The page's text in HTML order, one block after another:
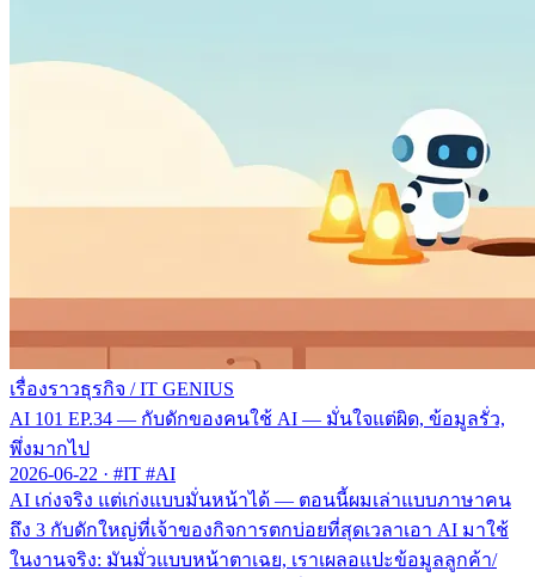
เรื่องราวธุรกิจ / IT GENIUS
AI 101 EP.34 — กับดักของคนใช้ AI — มั่นใจแต่ผิด, ข้อมูลรั่ว,
พึ่งมากไป
2026-06-22 · #IT #AI
AI เก่งจริง แต่เก่งแบบมั่นหน้าได้ — ตอนนี้ผมเล่าแบบภาษาคน
ถึง 3 กับดักใหญ่ที่เจ้าของกิจการตกบ่อยที่สุดเวลาเอา AI มาใช้
ในงานจริง: มันมั่วแบบหน้าตาเฉย, เราเผลอแปะข้อมูลลูกค้า/